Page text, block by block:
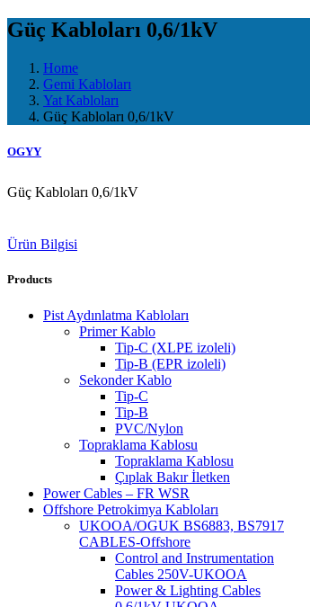
Güç Kabloları 0,6/1kV
Home
Gemi Kabloları
Yat Kabloları
Güç Kabloları 0,6/1kV
OGYY
Güç Kabloları 0,6/1kV
Ürün Bilgisi
Products
Pist Aydınlatma Kabloları
Primer Kablo
Tip-C (XLPE izoleli)
Tip-B (EPR izoleli)
Sekonder Kablo
Tip-C
Tip-B
PVC/Nylon
Topraklama Kablosu
Topraklama Kablosu
Çıplak Bakır İletken
Power Cables – FR WSR
Offshore Petrokimya Kabloları
UKOOA/OGUK BS6883, BS7917
CABLES-Offshore
Control and Instrumentation
Cables 250V-UKOOA
Power & Lighting Cables